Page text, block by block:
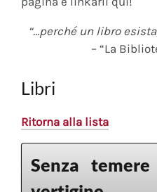
“…perché un libro
– “La
Libri
Ritorna alla lista
Senza